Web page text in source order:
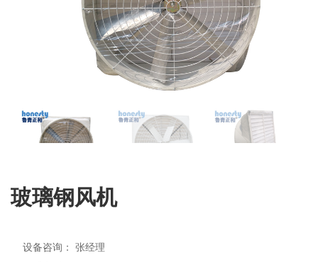
玻璃钢风机
设备咨询：
张经理